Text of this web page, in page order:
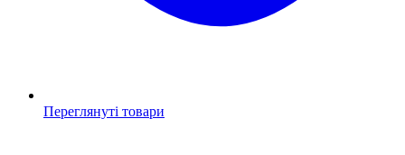
Переглянуті товари